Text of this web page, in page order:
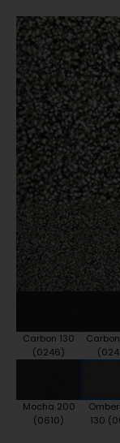
Carbon 130
(0246)
Mocha 200
(0610)
130